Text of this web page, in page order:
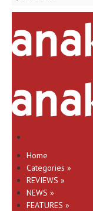
Home
Categories »
REVIEWS »
NEWS »
FEATURES »